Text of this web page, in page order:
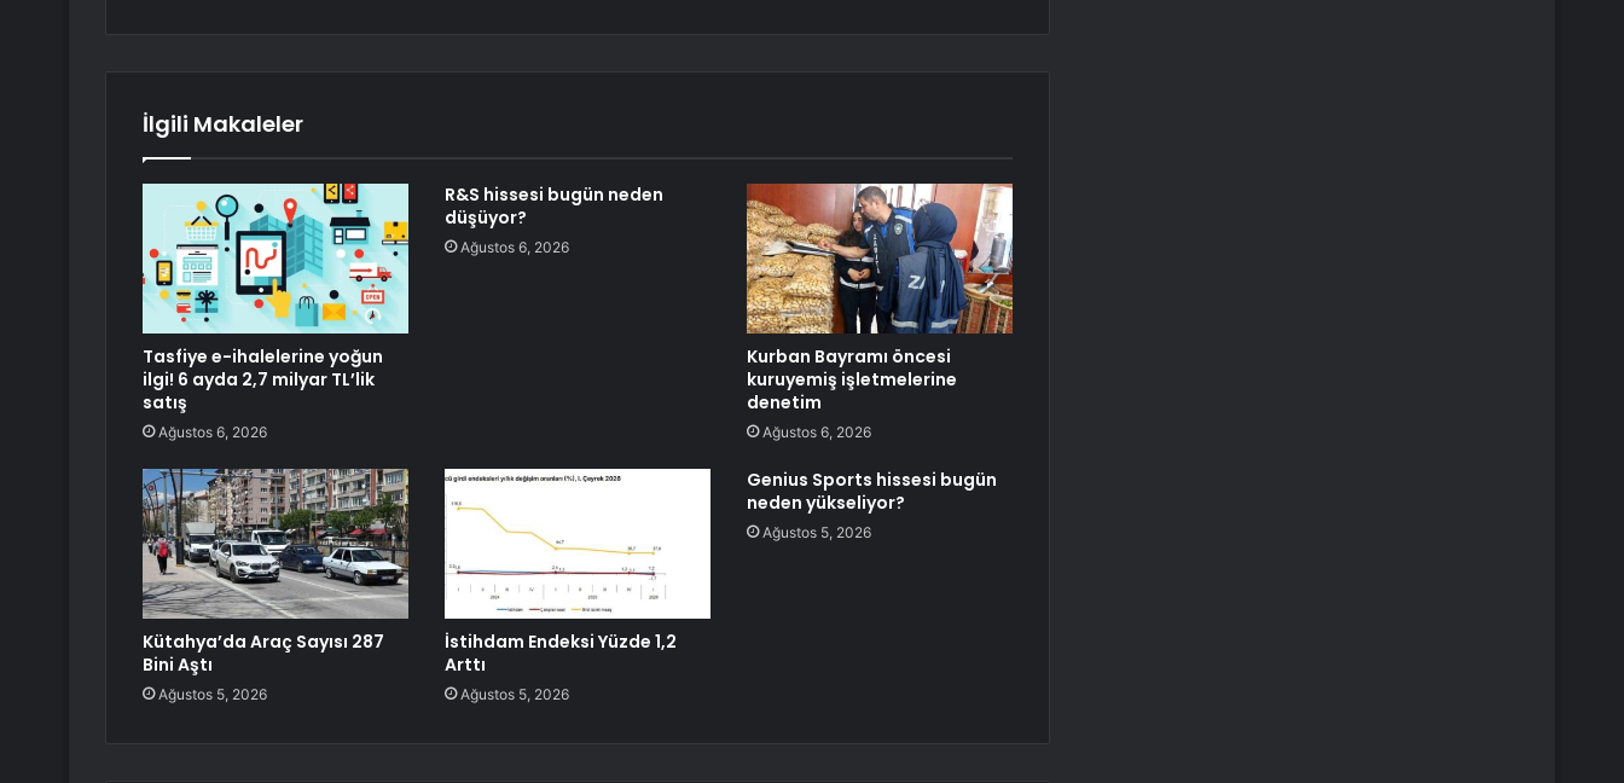
İlgili Makaleler
Tasfiye e-ihalelerine yoğun
ilgi! 6 ayda 2,7 milyar TL’lik
satış
Ağustos 6, 2026
R&S hissesi bugün neden
düşüyor?
Ağustos 6, 2026
Kurban Bayramı öncesi
kuruyemiş işletmelerine
denetim
Ağustos 6, 2026
Kütahya’da Araç Sayısı 287
Bini Aştı
Ağustos 5, 2026
İstihdam Endeksi Yüzde 1,2
Arttı
Ağustos 5, 2026
Genius Sports hissesi bugün
neden yükseliyor?
Ağustos 5, 2026